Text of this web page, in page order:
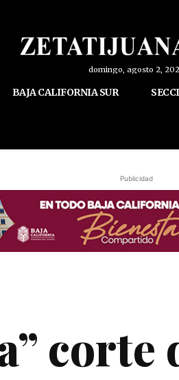
domingo, agosto 2,
BAJA CALIFORNIA SUR
Publicidad
corte